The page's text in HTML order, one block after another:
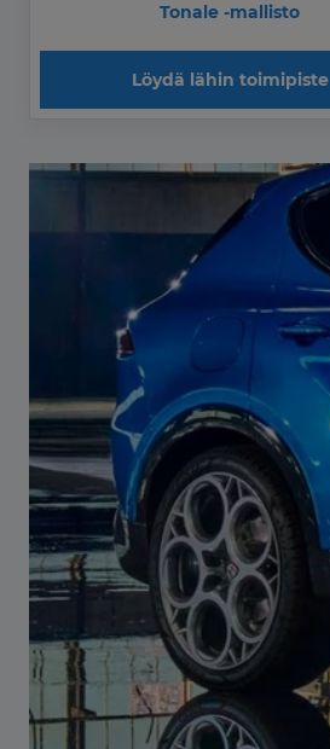
Tonale -mallisto
Löydä lähin toimipiste